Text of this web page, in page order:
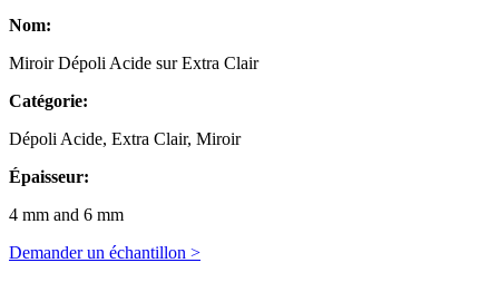
Nom:
Miroir Dépoli Acide sur Extra Clair
Catégorie:
Dépoli Acide, Extra Clair, Miroir
Épaisseur:
4 mm and 6 mm
Demander un échantillon >